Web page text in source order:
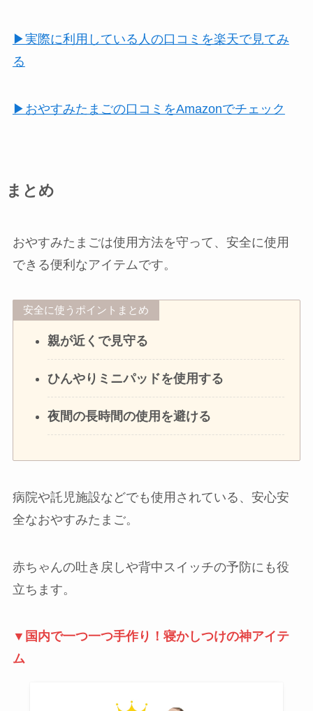
▶実際に利用している人の口コミを楽天で見てみ
る
▶おやすみたまごの口コミをAmazonでチェック
まとめ
おやすみたまごは使用方法を守って、安全に使用
できる便利なアイテムです。
安全に使うポイントまとめ
親が近くで見守る
ひんやりミニパッドを使用する
夜間の長時間の使用を避ける
病院や託児施設などでも使用されている、安心安
全なおやすみたまご。
赤ちゃんの吐き戻しや背中スイッチの予防にも役
立ちます。
▼国内で一つ一つ手作り！寝かしつけの神アイテ
ム